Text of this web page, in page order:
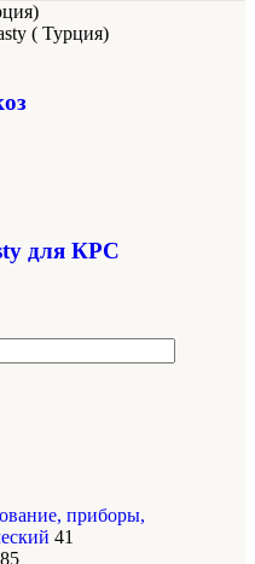
( Турция)
для КРС
приборы,
41